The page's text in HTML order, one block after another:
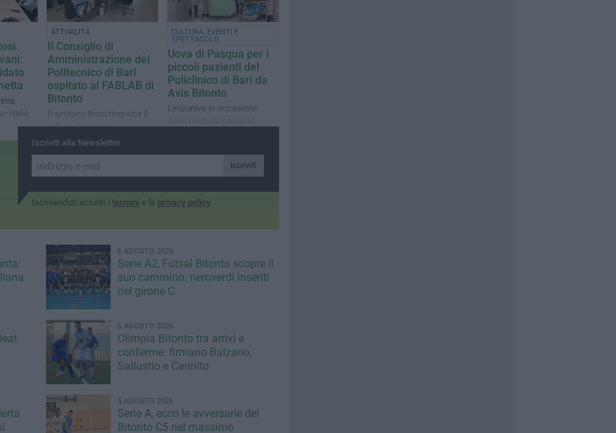
ATTUALITÀ
Il Consiglio di
Amministrazione del
Politecnico di Bari
ospitato al FABLAB di
Bitonto
Il sindaco Ricci ringrazia il
rettore Cupertino
CULTURA, EVENTI E
SPETTACOLO
Uova di Pasqua per i
piccoli pazienti del
Policlinico di Bari da
Avis Bitonto
L'iniziativa in occasione
Iscriviti alla Newsletter
Iscriviti
Iscrivendoti accetti i termini e la privacy policy
6 AGOSTO 2026
Serie A2, Futsal Bitonto scopre il
suo cammino: neroverdi inseriti
nel girone C
6 AGOSTO 2026
Olimpia Bitonto tra arrivi e
conferme: firmano Balzano,
Sallustio e Cannito
5 AGOSTO 2026
Serie A, ecco le avversarie del
Bitonto C5 nel massimo